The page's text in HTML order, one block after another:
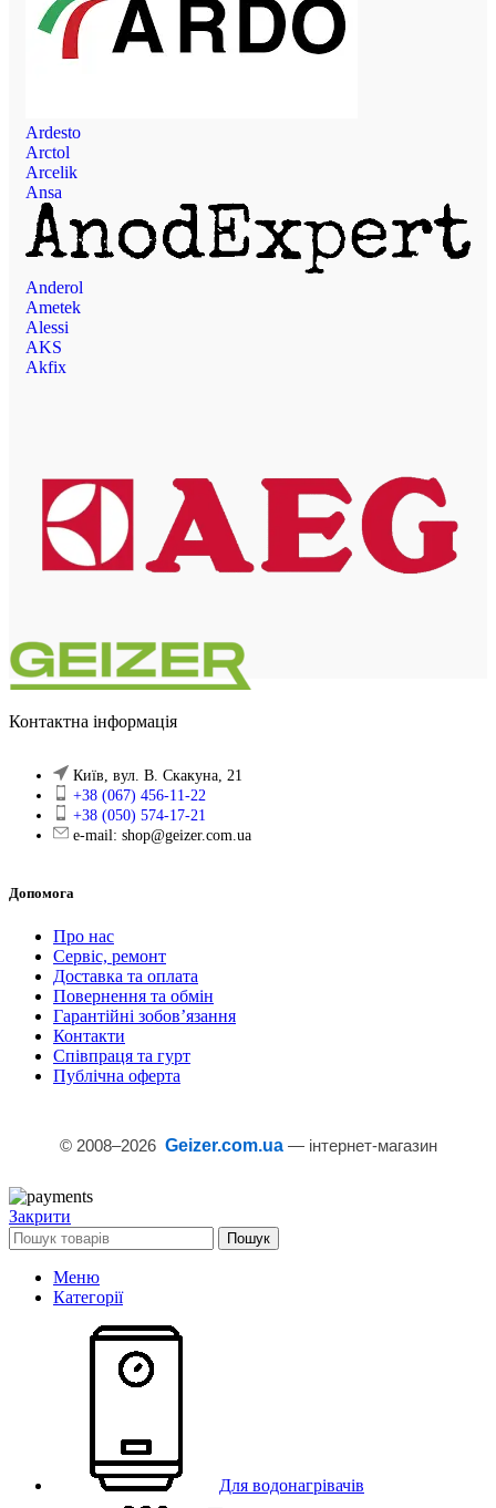
Ardesto
Arctol
Arcelik
Ansa
Anderol
Ametek
Alessi
AKS
Akfix
Контактна інформація
Київ, вул. В. Скакуна, 21
+38 (067) 456-11-22
+38 (050) 574-17-21
e-mail: shop@geizer.com.ua
Допомога
Про нас
Сервіс, ремонт
Доставка та оплата
Повернення та обмін
Гарантійні зобов’язання
Контакти
Співпраця та гурт
Публічна оферта
© 2008–2026 Geizer.com.ua— інтернет-магазин
Закрити
Пошук
Меню
Категорії
Для водонагрівачів